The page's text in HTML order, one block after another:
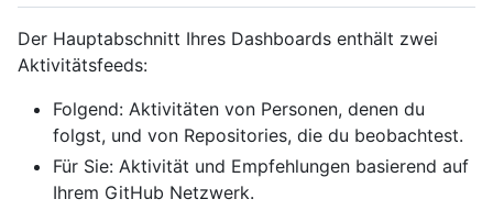
Der Hauptabschnitt Ihres Dashboards enthält zwei
Aktivitätsfeeds:
Folgend: Aktivitäten von Personen, denen du
folgst, und von Repositories, die du beobachtest.
Für Sie: Aktivität und Empfehlungen basierend auf
Ihrem GitHub Netzwerk.